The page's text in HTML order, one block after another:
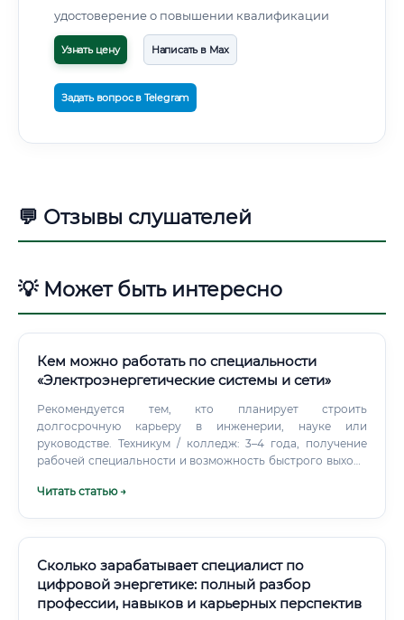
удостоверение о повышении квалификации
Узнать цену Написать в Max
Задать вопрос в Telegram
💬 Отзывы слушателей
💡 Может быть интересно
Кем можно работать по специальности
«Электроэнергетические системы и сети»
Рекомендуется тем, кто планирует строить
долгосрочную карьеру в инженерии, науке или
руководстве. Техникум / колледж: 3–4 года, получение
рабочей специальности и возможность быстрого выхода
уже есть смежное техническое образование, достаточно
Читать статью →
Сколько зарабатывает специалист по
цифровой энергетике: полный разбор
профессии, навыков и карьерных перспектив